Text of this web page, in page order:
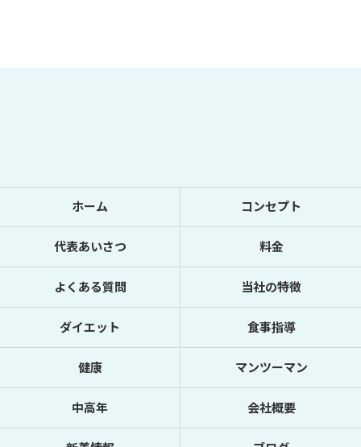
ホーム コンセプト
代表あいさつ 料金
よくある質問 当社の特徴
ダイエット 食事指導
健康 マンツーマン
中高年 会社概要